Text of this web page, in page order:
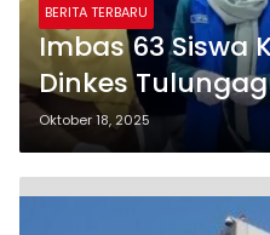
BERITA TERBARU
Imbas 63 Siswa
Dinkes
Kumpulkan
Depan
Oktober 18, 2025